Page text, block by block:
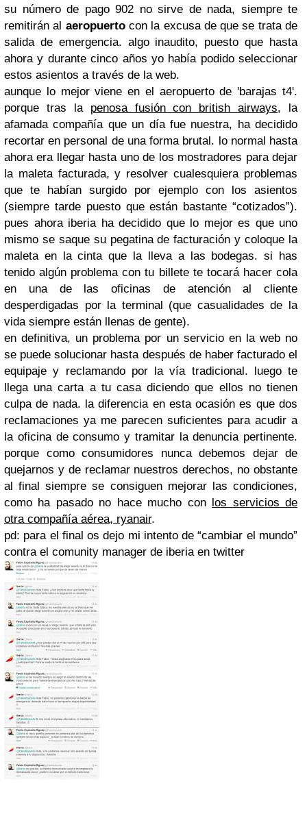
su número de pago 902 no sirve de nada, siempre te
remitirán al aeropuertocon la excusa de que se trata de
salida de emergencia. algo inaudito, puesto que hasta
ahora y durante cinco años yo había podido seleccionar
estos asientos a través de la web.
aunque lo mejor viene en el aeropuerto de 'barajas t4'.
porque tras la penosa fusión con british airways, la
afamada compañía que un día fue nuestra, ha decidido
recortar en personal de una forma brutal. lo normal hasta
ahora era llegar hasta uno de los mostradores para dejar
la maleta facturada, y resolver cualesquiera problemas
que te habían surgido por ejemplo con los asientos
(siempre tarde puesto que están bastante “cotizados”).
pues ahora iberia ha decidido que lo mejor es que uno
mismo se saque su pegatina de facturación y coloque la
maleta en la cinta que la lleva a las bodegas. si has
tenido algún problema con tu billete te tocará hacer cola
en una de las oficinas de atención al cliente
desperdigadas por la terminal (que casualidades de la
vida siempre están llenas de gente).
en definitiva, un problema por un servicio en la web no
se puede solucionar hasta después de haber facturado el
equipaje y reclamando por la vía tradicional. luego te
llega una carta a tu casa diciendo que ellos no tienen
culpa de nada. la diferencia en esta ocasión es que dos
reclamaciones ya me parecen suficientes para acudir a
la oficina de consumo y tramitar la denuncia pertinente.
porque como consumidores nunca debemos dejar de
quejarnos y de reclamar nuestros derechos, no obstante
al final siempre se consiguen mejorar las condiciones,
como ha pasado no hace mucho con los servicios de
otra compañía aérea, ryanair.
pd: para el final os dejo mi intento de “cambiar el mundo”
contra el comunity manager de iberia en twitter